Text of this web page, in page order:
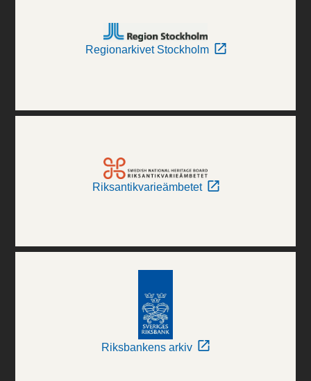
Regionarkivet Stockholm
Riksantikvarieämbetet
Riksbankens arkiv